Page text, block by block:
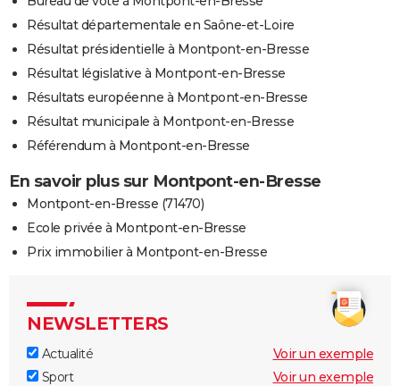
Résultat départementale en Saône-et-Loire
Résultat présidentielle à Montpont-en-Bresse
Résultat législative à Montpont-en-Bresse
Résultats européenne à Montpont-en-Bresse
Résultat municipale à Montpont-en-Bresse
Référendum à Montpont-en-Bresse
En savoir plus sur Montpont-en-Bresse
Montpont-en-Bresse (71470)
Ecole privée à Montpont-en-Bresse
Prix immobilier à Montpont-en-Bresse
NEWSLETTERS
Actualité
Voir un exemple
Sport
Voir un exemple